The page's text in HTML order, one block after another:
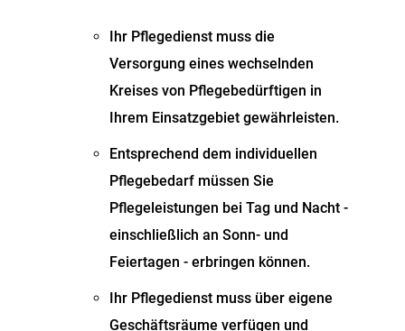
Ihr Pflegedienst muss die
Versorgung eines wechselnden
Kreises von Pflegebedürftigen in
Ihrem Einsatzgebiet gewährleisten.
Entsprechend dem individuellen
Pflegebedarf müssen Sie
Pflegeleistungen bei Tag und Nacht -
einschließlich an Sonn- und
Feiertagen - erbringen können.
Ihr Pflegedienst muss über eigene
Geschäftsräume verfügen und